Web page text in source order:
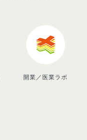
開業／医業ラボ